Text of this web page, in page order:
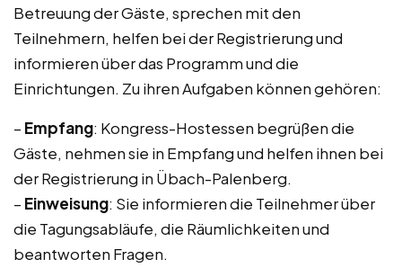
Betreuung der Gäste, sprechen mit den
Teilnehmern, helfen bei der Registrierung und
informieren über das Programm und die
Einrichtungen. Zu ihren Aufgaben können gehören:
– Empfang: Kongress-Hostessen begrüßen die
Gäste, nehmen sie in Empfang und helfen ihnen bei
der Registrierung in Übach-Palenberg.
– Einweisung: Sie informieren die Teilnehmer über
die Tagungsabläufe, die Räumlichkeiten und
beantworten Fragen.